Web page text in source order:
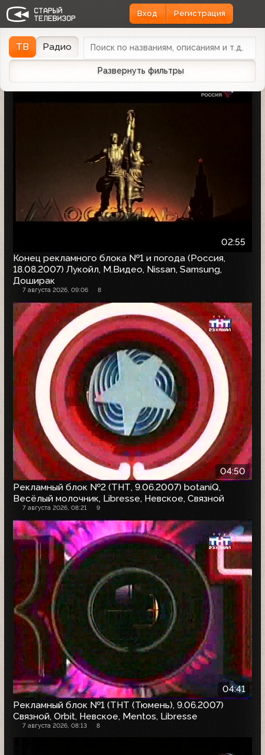
Вход Регистрация
ТВ Радио
Развернуть фильтры
Найдено 51475 записей Дата эфираДата заливки
02:55
Конец рекламного блока №1 и погода (Россия,
18.08.2007) Лукойл, М.Видео, Nissan, Samsung,
Доширак
7 августа 2026, 09:06 8
04:50
Рекламный блок №2 (ТНТ, 9.06.2007) botaniQ,
Весёлый молочник, Libresse, Невское, Связной
7 августа 2026, 08:21 9
04:41
Рекламный блок №1 (ТНТ (Тюмень), 9.06.2007)
Связной, Orbit, Невское, Mentos, Libresse
7 августа 2026, 08:13 8